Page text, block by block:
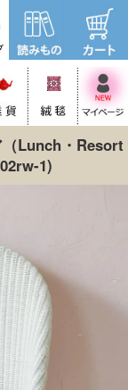
Lunch・Resort
1)